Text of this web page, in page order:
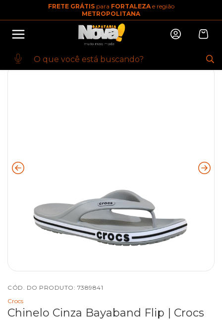
10% OFF na primeira compra
Baixe o app. Cupom BEMVINDO10
(100+)
Abrir
FRETE GRÁTISpara FORTALEZAe região
METROPOLITANA
MASCULINO · PRAIA
Crocs
CÓD. DO PRODUTO: 7389841
Crocs
Chinelo Cinza Bayaband Flip | Crocs